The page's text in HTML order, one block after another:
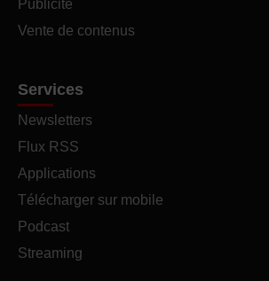
Publicité
Vente de contenus
Services
Newsletters
Flux RSS
Applications
Télécharger sur mobile
Podcast
Streaming